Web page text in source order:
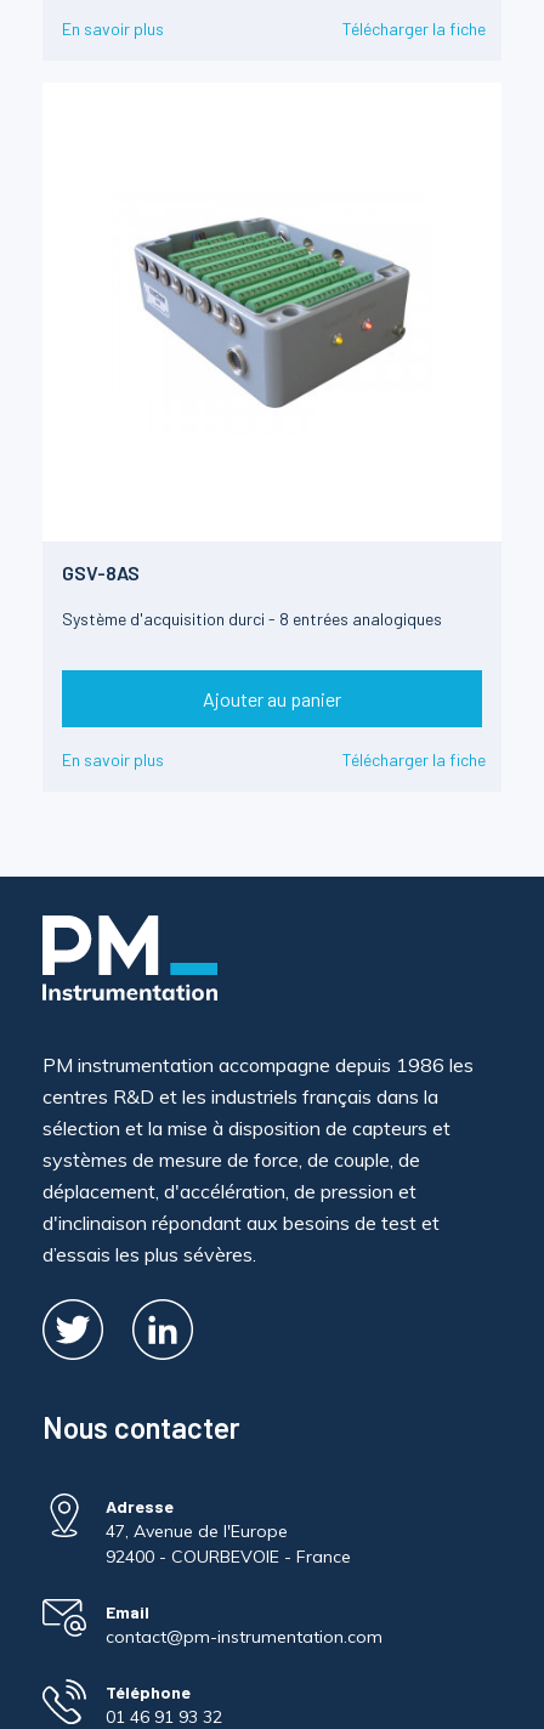
En savoir plus Télécharger la fiche
GSV-8AS
Système d'acquisition durci - 8 entrées analogiques
Ajouter au panier
En savoir plus Télécharger la fiche
PM instrumentation accompagne depuis 1986 les
centres R&D et les industriels français dans la
sélection et la mise à disposition de capteurs et
systèmes de mesure de force, de couple, de
déplacement, d'accélération, de pression et
d'inclinaison répondant aux besoins de test et
d’essais les plus sévères.
Nous contacter
Adresse
47, Avenue de l'Europe
92400 - COURBEVOIE - France
Email
contact@pm-instrumentation.com
Téléphone
01 46 91 93 32